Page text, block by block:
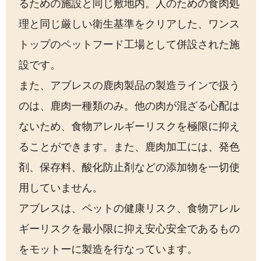
るための施設と同じ敷地内。人のための食肉処
理と同じ厳しい衛生基準をクリアした、ワンス
トップのペットフード工場として併設された施
設です。
また、アブレスの鹿肉製品の製造ラインで扱う
のは、鹿肉一種類のみ。他の肉が混ざる心配は
ないため、食物アレルギーリスクを極限に抑え
ることができます。また、鹿肉加工には、発色
剤、保存料、酸化防止剤などの添加物を一切使
用していません。
アブレスは、ペットの健康リスク、食物アレル
ギーリスクを最小限に抑え安心安全であるもの
をモットーに製造を行なっています。